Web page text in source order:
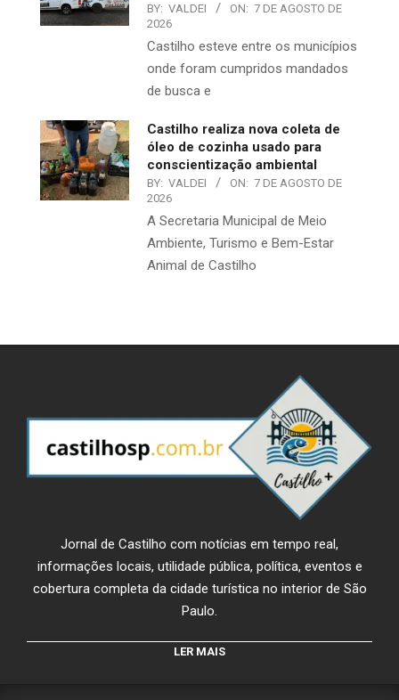
BY: VALDEI ON: 7 DE AGOSTO DE
2026
Castilho esteve entre os municípios
onde foram cumpridos mandados
de busca e
Castilho realiza nova coleta de
óleo de cozinha usado para
conscientização ambiental
BY: VALDEI ON: 7 DE AGOSTO DE
2026
A Secretaria Municipal de Meio
Ambiente, Turismo e Bem-Estar
Animal de Castilho
Jornal de Castilho com notícias em tempo real,
informações locais, utilidade pública, política, eventos e
cobertura completa da cidade turística no interior de São
Paulo.
LER MAIS